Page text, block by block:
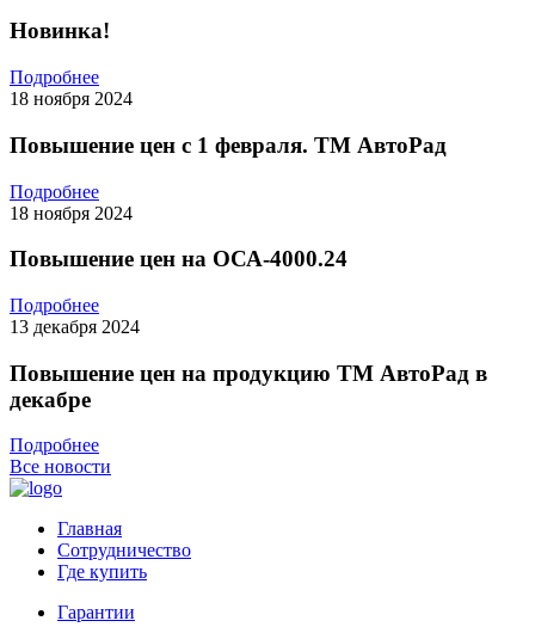
Новинка!
Подробнее
18 ноября 2024
Повышение цен с 1 февраля. ТМ АвтоРад
Подробнее
18 ноября 2024
Повышение цен на ОСА-4000.24
Подробнее
13 декабря 2024
Повышение цен на продукцию ТМ АвтоРад в
декабре
Подробнее
Все новости
Главная
Сотрудничество
Где купить
Гарантии